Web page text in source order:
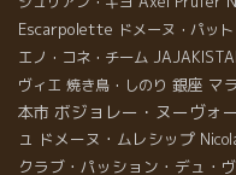
Escarpolette ドメーヌ・パッ
エノ・コネ・チーム
ヴィエ 焼き鳥・しのり 銀座 マ
本市 ボジョレー・ヌーヴォー
ュ ドメーヌ・ムレシップ
クラブ・パッション・デュ・